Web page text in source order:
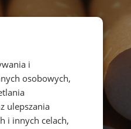
i
osobowych,
ulepszania
i innych celach,